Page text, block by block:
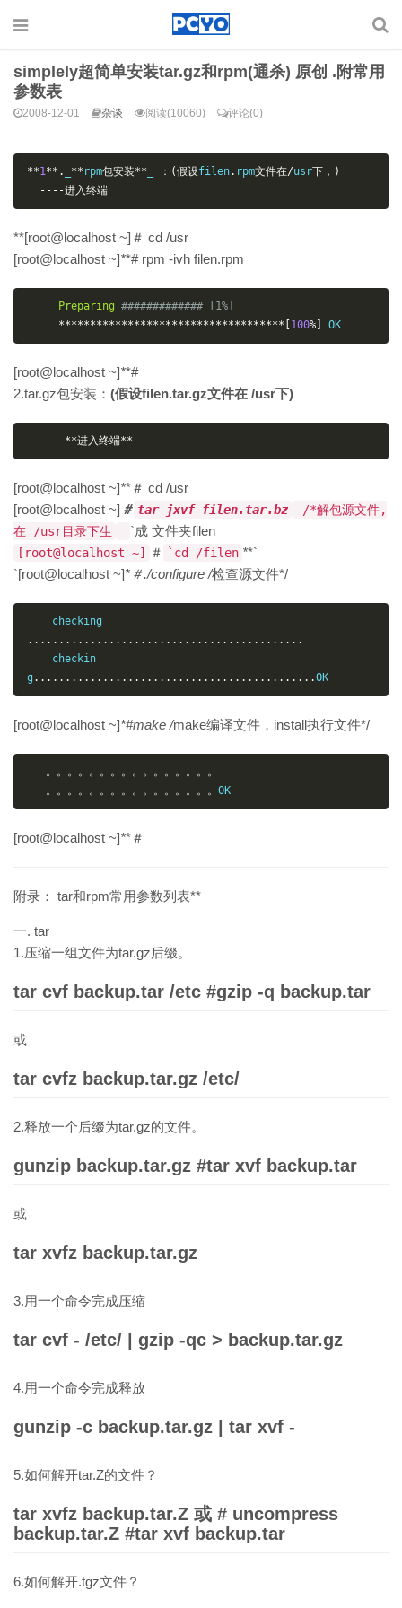
simplely超简单安装tar.gz和rpm(通杀) 原创 .附常用
参数表
2008-12-01 杂谈 阅读(10060) 评论(0)
**1**. ** rpm包安装** ：(假设filen. rpm文件在/usr下，)
----进入终端
**[root@localhost ~]＃ cd /usr
[root@localhost ~]**# rpm -ivh filen.rpm
Preparing ############# [1%]
************************************[ 100%] OK
[root@localhost ~]**#
2.tar.gz包安装： (假设filen.tar.gz文件在 /usr下)
----**进入终端**
[root@localhost ~]**＃ cd /usr
[root@localhost ~] ＃ tar jxvf filen.tar.bz
/*解包源文件,
在 /usr目录下生
`成 文件夹filen
[root@localhost ~] ＃ `cd /filen **`
`[root@localhost ~]* ＃./configure /检查源文件*/
............................................
g .............................................OK
[root@localhost ~]*#make /make编译文件，install执行文件*/
。。。。。。。。。。。。。。。。
。。。。。。。。。。。。。。。。 OK
[root@localhost ~]**＃
附录： tar和rpm常用参数列表**
一. tar
1.压缩一组文件为tar.gz后缀。
tar cvf backup.tar /etc #gzip -q backup.tar
或
tar cvfz backup.tar.gz /etc/
2.释放一个后缀为tar.gz的文件。
gunzip backup.tar.gz #tar xvf backup.tar
或
tar xvfz backup.tar.gz
3.用一个命令完成压缩
tar cvf - /etc/ | gzip -qc > backup.tar.gz
4.用一个命令完成释放
gunzip -c backup.tar.gz | tar xvf -
5.如何解开tar.Z的文件？
tar xvfz backup.tar.Z 或 # uncompress
backup.tar.Z #tar xvf backup.tar
6.如何解开.tgz文件？